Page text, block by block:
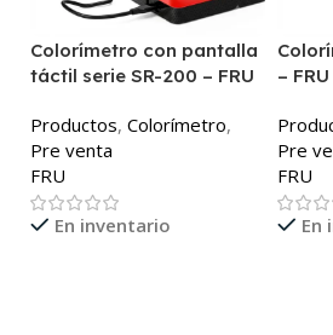
Colorímetro con pantalla
táctil serie SR-200 – FRU
Productos, Colorímetro,
Pre venta
FRU
En inventario
– FRU
Pre
FRU
En